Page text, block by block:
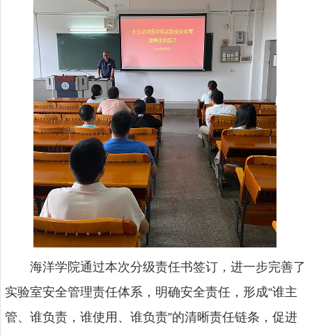
海洋学院通过本次分级责任书签订，进一步完善了
实验室安全管理责任体系，明确安全责任，形成“谁主
管、谁负责，谁使用、谁负责”的清晰责任链条，促进